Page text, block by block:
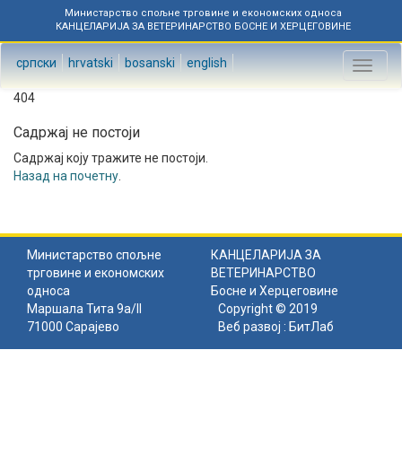
Министарство спољне трговине и економских односа
КАНЦЕЛАРИЈА ЗА ВЕТЕРИНАРСТВО БОСНЕ И ХЕРЦЕГОВИНЕ
српски hrvatski bosanski english
Toggle
404
Садржај не постоји
Садржај коју тражите не постоји.
Назад на почетну
Министарство спољне
трговине и економских
односа
КАНЦЕЛАРИЈА ЗА
ВЕТЕРИНАРСТВО
Босне и Херцеговине
Маршала Тита 9а/II
71000 Сарајево
Copyright © 2019
Веб развој : БитЛаб